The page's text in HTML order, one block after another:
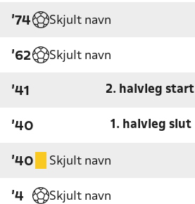
'74 Skjult navn
'62 Skjult navn
'41 2. halvleg start
'40 1. halvleg slut
'40 Skjult navn
'4 Skjult navn